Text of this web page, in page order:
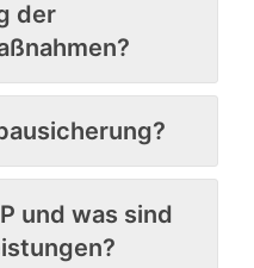
der
und was sind